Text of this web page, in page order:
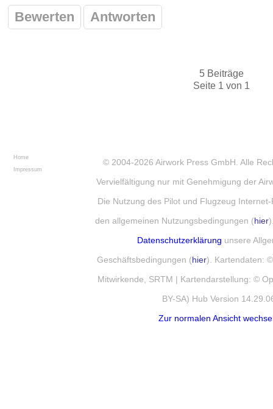
Bewerten Antworten
5 Beiträge
Seite 1 von 1
Home
Impressum
© 2004-2026 Airwork Press GmbH . Alle
Vervielfältigung nur mit Genehmigung der
Die Nutzung des Pilot und Flugzeug
den allgemeinen Nutzungsbedingungen (hier
Datenschutzerklärung unsere
Geschäftsbedingungen (hier). Kartendaten:
Mitwirkende, SRTM | Kartendarstellung: ©
BY-SA) Hub Version
Zur normalen Ansicht